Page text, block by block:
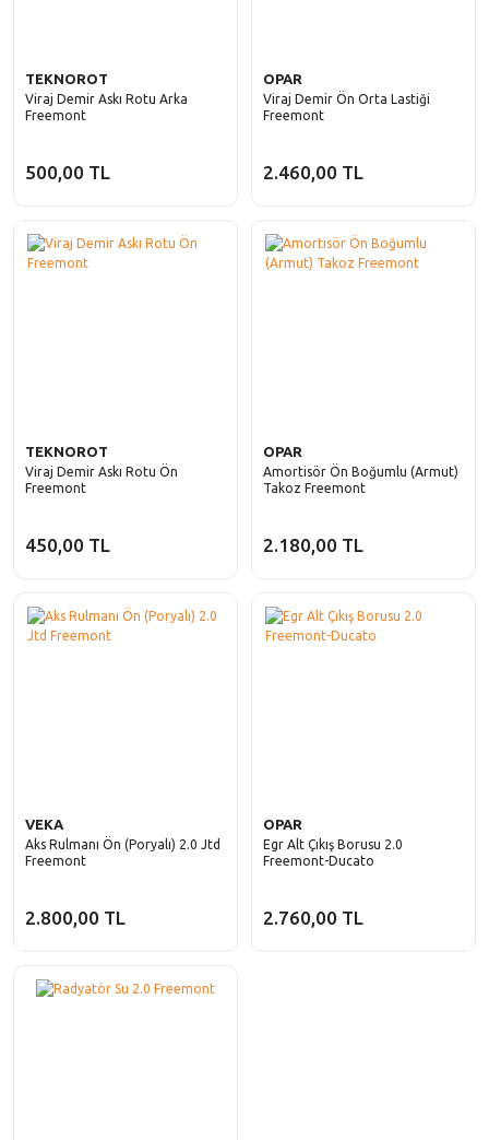
TEKNOROT
Viraj Demir Askı Rotu Arka
Freemont
500,00 TL
OPAR
Viraj Demir Ön Orta Lastiği
Freemont
2.460,00 TL
TEKNOROT
Viraj Demir Askı Rotu Ön
Freemont
450,00 TL
OPAR
Amortisör Ön Boğumlu (Armut)
Takoz Freemont
2.180,00 TL
VEKA
Aks Rulmanı Ön (Poryalı) 2.0 Jtd
Freemont
2.800,00 TL
OPAR
Egr Alt Çıkış Borusu 2.0
Freemont-Ducato
2.760,00 TL